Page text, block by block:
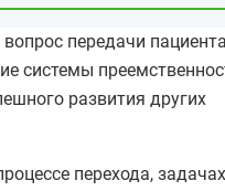
передачи
системы
развития других
перехода, задачах